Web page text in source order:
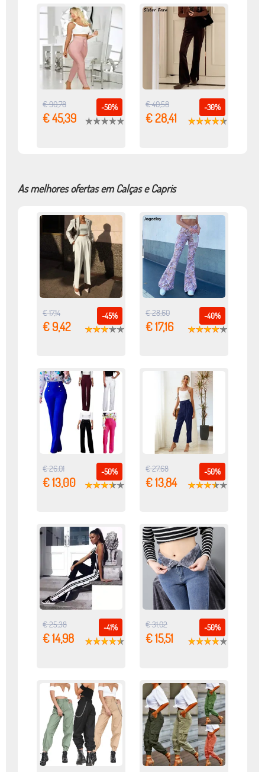
-50%
€ 90,78
€ 45,39
-30%
€ 40,58
€ 28,41
As melhores ofertas em Calças e Capris
-45%
€ 17,14
€ 9,42
-40%
€ 28,60
€ 17,16
-50%
€ 26,01
€ 13,00
-50%
€ 27,68
€ 13,84
-41%
€ 25,38
€ 14,98
-50%
€ 31,02
€ 15,51